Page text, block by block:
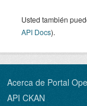
Usted también
API Docs).
Acerca de Portal
API CKAN